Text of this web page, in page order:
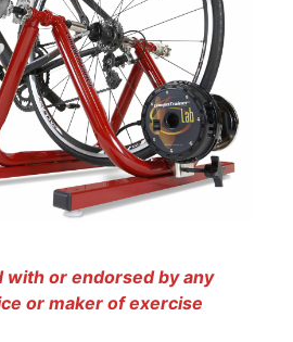
with or endorsed by any
or maker of exercise